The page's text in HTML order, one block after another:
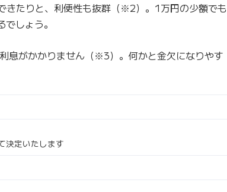
きたりと、利便性も抜群（※2）。1万円の少額でも
しょう。
息がかかりません（※3）。何かと金欠になりやす
決定いたします